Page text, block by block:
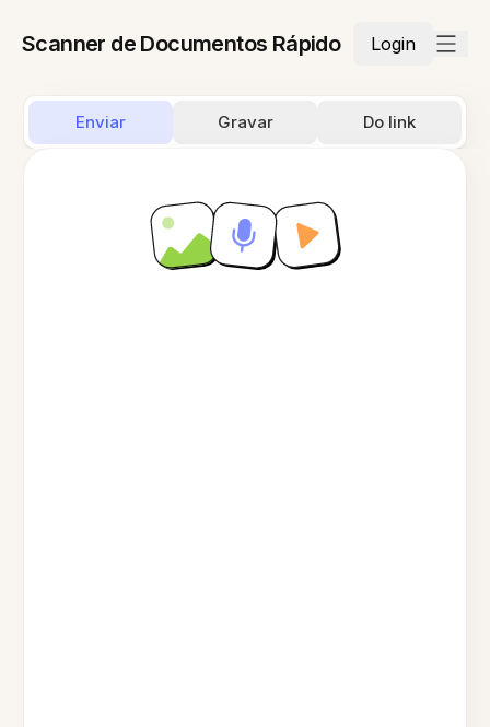
Scanner de Documentos Rápido Login
Enviar Gravar Do link